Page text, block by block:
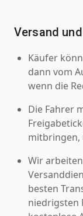
Versand
Käufer
dann vom
wenn die
Die Fahrer
mitbringen,
Wir
besten
niedrigsten